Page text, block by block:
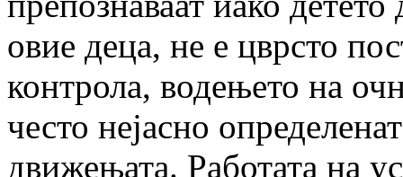
овие деца, не е цврсто
контрола, водењето на
често нејасно
движењата. Работата на